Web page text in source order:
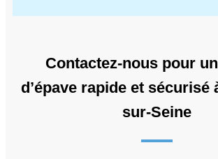
Contactez-nous pour
d’épave rapide et sécurisé
sur-Seine